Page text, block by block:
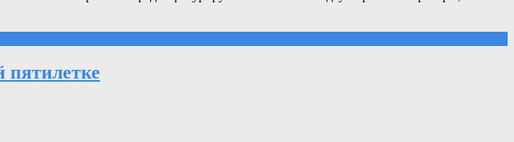
пятилетке